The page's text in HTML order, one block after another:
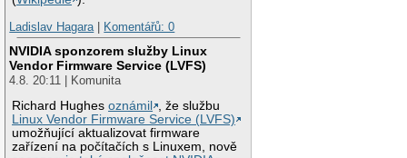
Ladislav Hagara| Komentářů: 0
NVIDIA sponzorem služby Linux
Vendor Firmware Service (LVFS)
4.8. 20:11 | Komunita
Richard Hughesoznámil
, že službu
Linux Vendor Firmware Service (LVFS)
umožňující aktualizovat firmware
zařízení na počítačích s Linuxem, nově